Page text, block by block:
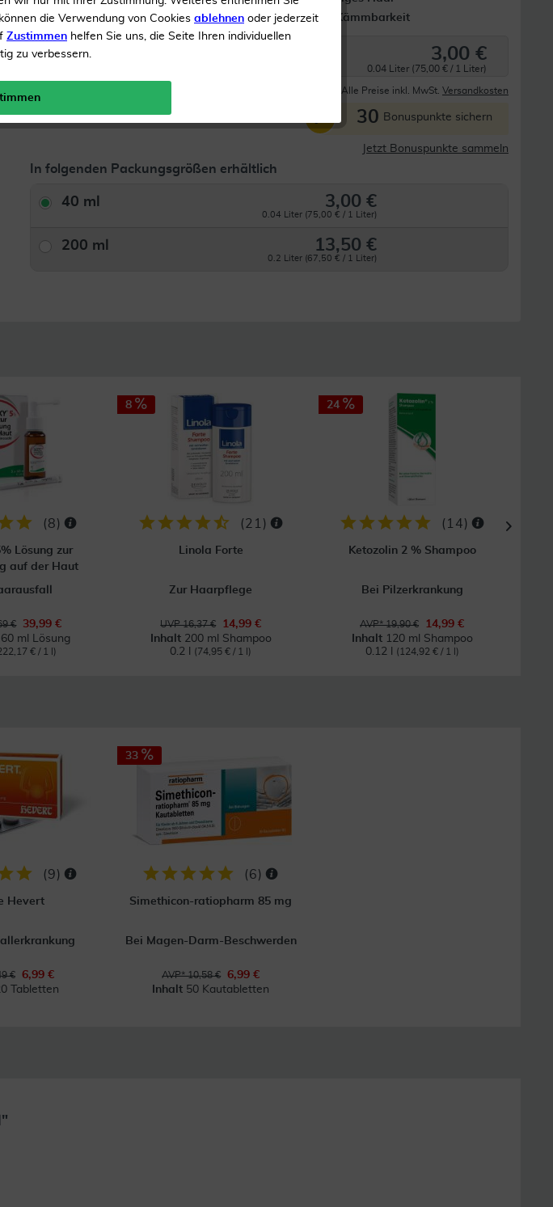
Glanzvolles Haar
Optimale Kämmbarkeit
Inhalt40 ml Shampoo 3,00 €
0.04 Liter (75,00 € / 1 Liter)
Alle Preise inkl. MwSt. Versandkosten
P 30 Bonuspunkte sichern
Jetzt Bonuspunkte sammeln
In folgenden Packungsgrößen erhältlich
40 ml 3,00 €
0.04 Liter (75,00 € / 1 Liter)
200 ml 13,50 €
0.2 Liter (67,50 € / 1 Liter)
(8)
Lösung zur
auf der Haut
€
39,99 €
ml Lösung
€ / 1 l)
8
(21 )
Linola Forte
Zur Haarpflege
UVP 16,37 €
14,99 €
Inhalt 200 ml Shampoo
0.2 l
(74,95 € / 1 l)
24
( 14)
Ketozolin 2 % Shampoo
Bei Pilzerkrankung
AVP* 19,90 €
14,99 €
Inhalt 120 ml Shampoo
0.12 l
(124,92 € / 1 l)
(9)
Hevert
€
6,99 €
Tabletten
33
(6)
Simethicon-ratiopharm 85 mg
Bei Magen-Darm-Beschwerden
AVP* 10,58 €
6,99 €
Inhalt 50 Kautabletten
die Verwendung von Cookies ablehnen oder jederzeit
Zustimmen helfen Sie uns, die Seite Ihren individuellen
zu verbessern.